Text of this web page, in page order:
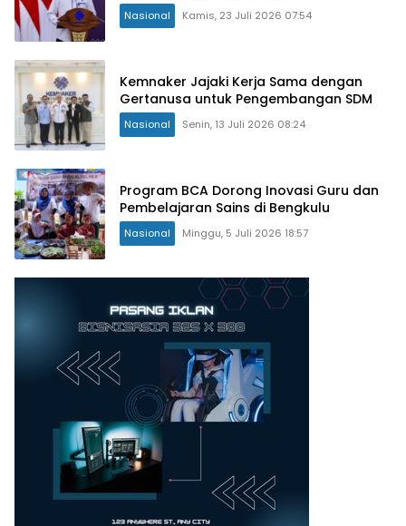
Nasional Kamis, 23 Juli 2026 07:54
Kemnaker Jajaki Kerja Sama dengan
Gertanusa untuk Pengembangan SDM
Nasional Senin, 13 Juli 2026 08:24
Program BCA Dorong Inovasi Guru dan
Pembelajaran Sains di Bengkulu
Nasional Minggu, 5 Juli 2026 18:57